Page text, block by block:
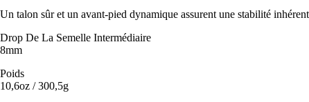
Un talon sûr et un avant-pied dynamique assurent une stabilité
Drop De La Semelle Intermédiaire
8mm
Poids
10,6oz / 300,5g